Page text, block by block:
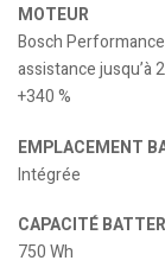
MOTEUR
Bosch
assistance jusqu’à
+340 %
EMPLACEMENT
Intégrée
CAPACITÉ
750 Wh